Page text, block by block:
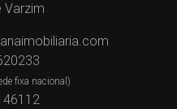
Varzim
fixa nacional)